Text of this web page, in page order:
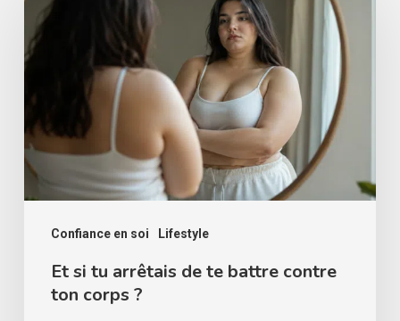
Confiance en soi Lifestyle
si
tu
arrêtais
de
te
battre
contre
ton
corps
Et si tu arrêtais de te battre contre
ton corps ?